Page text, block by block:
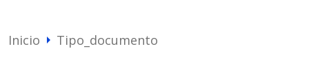
Inicio arrow_right Tipo_documento